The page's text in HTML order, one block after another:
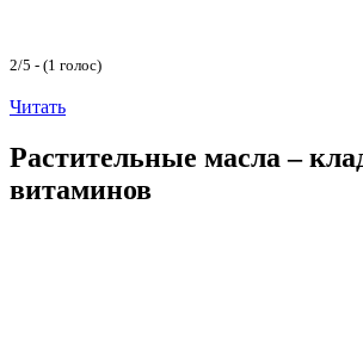
2/5 - (1 голос)
Читать
Растительные масла –
витаминов